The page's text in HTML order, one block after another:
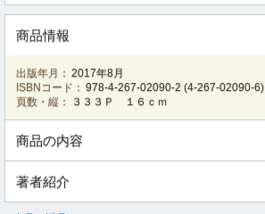
商品情報
出版年月： 2017年8月
ISBNコード： 978-4-267-02090-2 (4-267-02090-6)
頁数・縦：
３３３Ｐ １６ｃｍ
商品の内容
著者紹介